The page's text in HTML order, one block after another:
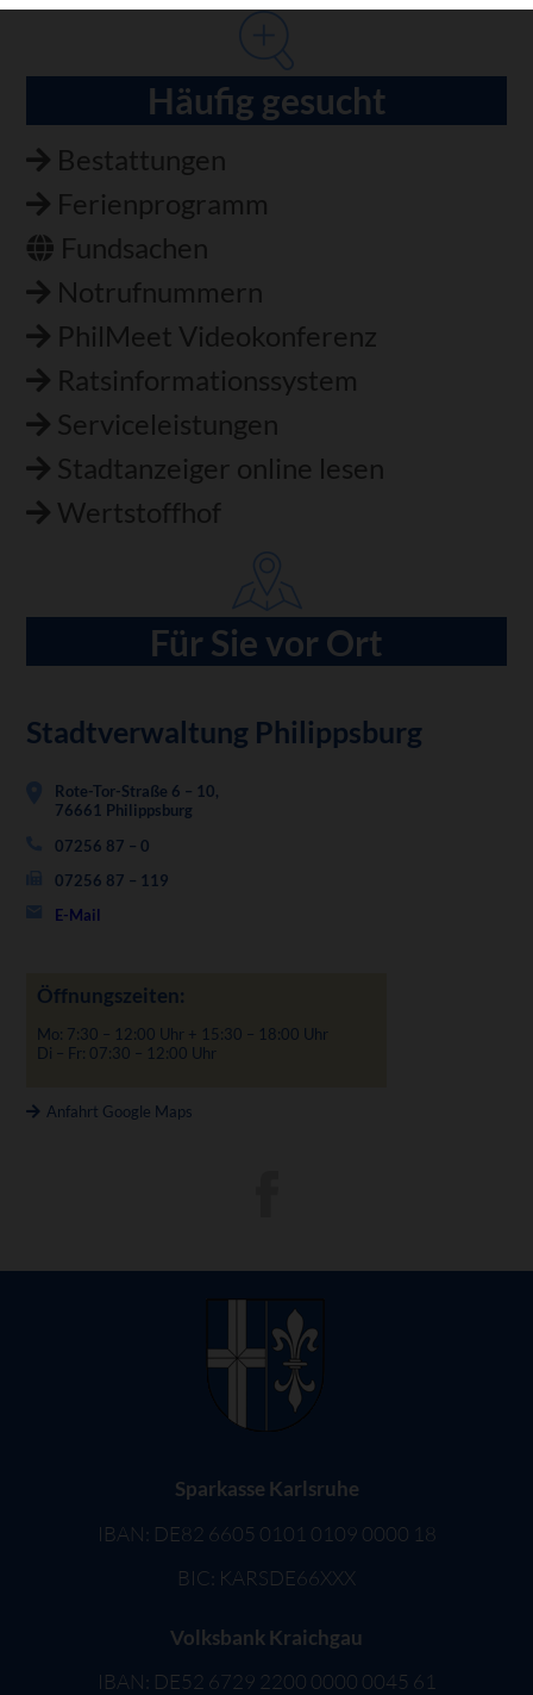
Häufig gesucht
Bestattungen
Ferienprogramm
Fundsachen
Notrufnummern
PhilMeet Videokonferenz
Ratsinformationssystem
Serviceleistungen
Stadtanzeiger online lesen
Wertstoffhof
Für Sie vor Ort
Stadtverwaltung Philippsburg
Rote-Tor-Straße 6 – 10,
76661 Philippsburg
07256 87 – 0
07256 87 – 119
E-Mail
Öffnungszeiten:
Mo: 7:30 – 12:00 Uhr + 15:30 – 18:00 Uhr
Di – Fr: 07:30 – 12:00 Uhr
Anfahrt Google Maps
Sparkasse Karlsruhe
IBAN: DE82 6605 0101 0109 0000 18
BIC: KARSDE66XXX
Volksbank Kraichgau
IBAN: DE52 6729 2200 0000 0045 61